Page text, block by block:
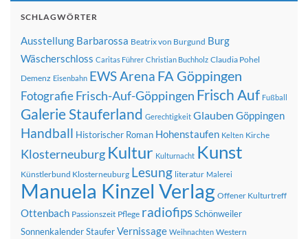
SCHLAGWÖRTER
Ausstellung Barbarossa Beatrix von Burgund Burg
Wäscherschloss Caritas Führer Christian Buchholz Claudia Pohel
Demenz Eisenbahn EWS Arena FA Göppingen
FotografieFrisch-Auf-Göppingen Frisch Auf Fußball
Galerie Stauferland Gerechtigkeit Glauben Göppingen
Handball Historischer Roman Hohenstaufen Kelten Kirche
Klosterneuburg Kultur Kulturnacht Kunst
Künstlerbund Klosterneuburg Lesung literatur Malerei
Manuela Kinzel Verlag Offener Kulturtreff
Ottenbach Passionszeit Pflege radiofipsSchönweiler
SonnenkalenderStauferVernissage Weihnachten Western